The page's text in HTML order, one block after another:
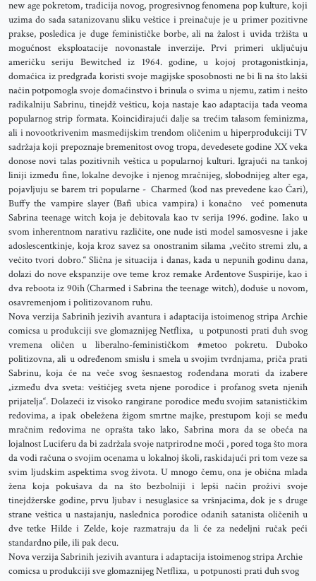
new age pokretom, tradicija novog, progresivnog fenomena pop kulture, koji
uzima do sada satanizovanu sliku veštice i preinačuje je u primer pozitivne
prakse, posledica je duge feminističke borbe, ali na žalost i uvida tržišta u
mogućnost eksploatacije novonastale inverzije. Prvi primeri uključuju
američku seriju Bewitched iz 1964. godine, u kojoj protagonistkinja,
domaćica iz predgrađa koristi svoje magijske sposobnosti ne bi li na što lakši
način potpomogla svoje domaćinstvo i brinula o svima u njemu, zatim i nešto
radikalniju Sabrinu, tinejdž vešticu, koja nastaje kao adaptacija tada veoma
popularnog strip formata. Koincidirajući dalje sa trećim talasom feminizma,
ali i novootkrivenim masmedijskim trendom oličenim u hiperprodukciji TV
sadržaja koji prepoznaje bremenitost ovog tropa, devedesete godine XX veka
donose novi talas pozitivnih veštica u popularnoj kulturi. Igrajući na tankoj
liniji između fine, lokalne devojke i njenog mračnijeg, slobodnijeg alter ega,
pojavljuju se barem tri popularne - Charmed (kod nas prevedene kao Čari),
Buffy the vampire slayer (Bafi ubica vampira) i konačno već pomenuta
Sabrina teenage witch koja je debitovala kao tv serija 1996. godine. Iako u
svom inherentnom narativu različite, one nude isti model samosvesne i jake
adoslescentkinje, koja kroz savez sa onostranim silama „večito stremi zlu, a
večito tvori dobro.“ Slična je situacija i danas, kada u nepunih godinu dana,
dolazi do nove ekspanzije ove teme kroz remake Arđentove Suspirije, kao i
dva reboota iz 90ih (Charmed i Sabrina the teenage witch), doduše u novom,
osavremenjom i politizovanom ruhu.
Nova verzija Sabrinih jezivih avantura i adaptacija istoimenog stripa Archie
comicsa u produkciji sve glomaznijeg Netflixa, u potpunosti prati duh svog
vremena oličen u liberalno-feminističkom #metoo pokretu. Duboko
politizovna, ali u određenom smislu i smela u svojim tvrdnjama, priča prati
Sabrinu, koja će na veče svog šesnaestog rođendana morati da izabere
„između dva sveta: veštičjeg sveta njene porodice i profanog sveta njenih
prijatelja“. Dolazeći iz visoko rangirane porodice među svojim satanističkim
redovima, a ipak obeležena žigom smrtne majke, prestupom koji se među
mračnim redovima ne oprašta tako lako, Sabrina mora da se obeća na
lojalnost Luciferu da bi zadržala svoje natprirodne moći , pored toga što mora
da vodi računa o svojim ocenama u lokalnoj školi, raskidajući pri tom veze sa
svim ljudskim aspektima svog života. U mnogo čemu, ona je obična mlada
žena koja pokušava da na što bezbolniji i lepši način proživi svoje
tinejdžerske godine, prvu ljubav i nesuglasice sa vršnjacima, dok je s druge
strane veštica u nastajanju, naslednica porodice odanih satanista oličenih u
dve tetke Hilde i Zelde, koje razmatraju da li će za nedeljni ručak peći
standardno pile, ili pak decu.
Nova verzija Sabrinih jezivih avantura i adaptacija istoimenog stripa Archie
comicsa u produkciji sve glomaznijeg Netflixa, u potpunosti prati duh svog